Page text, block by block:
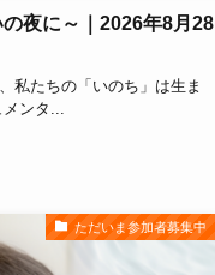
夜に～｜2026年8月28
私たちの「いのち」は生ま
ンタ...
ただいま参加者募集中